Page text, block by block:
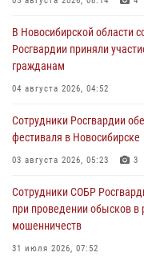
В Новосибирской области
Росгвардии приняли
гражданам
04 августа 2026, 04:52
Сотрудники Росгвардии
фестиваля в Новосибирске
03 августа 2026, 05:23 3
Сотрудники СОБР
при проведении обысков в
мошенничеств
31 июля 2026, 07:52